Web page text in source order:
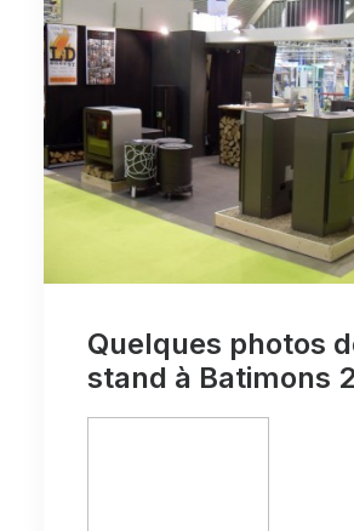
Quelques photos
stand à Batimons